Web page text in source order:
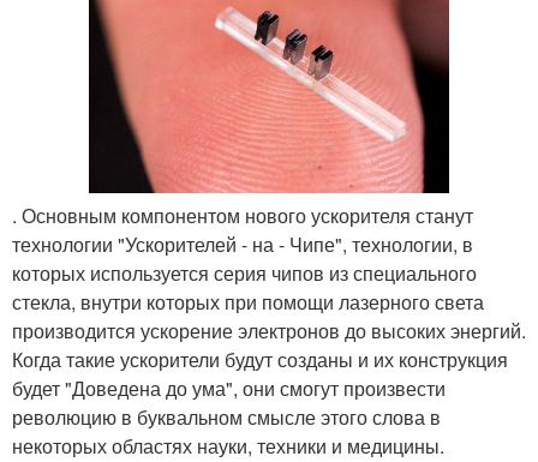
. Основным компонентом нового ускорителя станут
технологии "Ускорителей - на - Чипе", технологии, в
которых используется серия чипов из специального
стекла, внутри которых при помощи лазерного света
производится ускорение электронов до высоких энергий.
Когда такие ускорители будут созданы и их конструкция
будет "Доведена до ума", они смогут произвести
революцию в буквальном смысле этого слова в
некоторых областях науки, техники и медицины.